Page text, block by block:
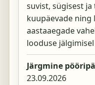
suvist, sügisest
kuupäevade ning
aastaaegade
looduse
Järgmine
23.09.2026